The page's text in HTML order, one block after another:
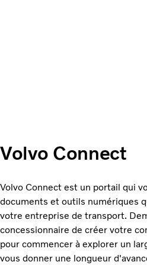
Volvo Connect
Volvo Connect est un portail qui
documents et outils numériques
votre entreprise de transport.
concessionnaire de créer votre
pour commencer à explorer un
vous donner une longueur